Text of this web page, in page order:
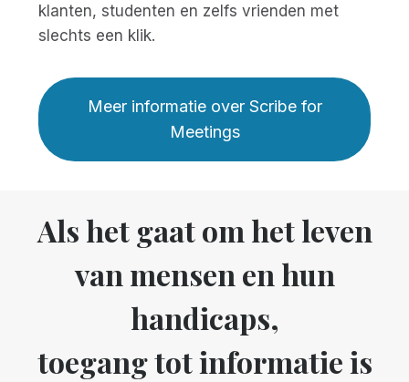
klanten, studenten en zelfs vrienden met
slechts een klik.
Meer informatie over Scribe for
Meetings
Als het gaat om het leven
van mensen en hun
handicaps,
toegang tot informatie is